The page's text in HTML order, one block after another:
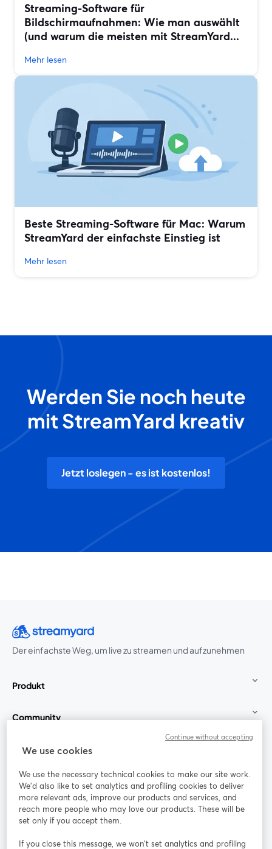
Streaming-Software für
Bildschirmaufnahmen: Wie man auswählt
(und warum die meisten mit StreamYard...
Mehr lesen
Beste Streaming-Software für Mac: Warum
StreamYard der einfachste Einstieg ist
Mehr lesen
Werden Sie noch heute
mit StreamYard kreativ
Jetzt loslegen - es ist kostenlos!
Der einfachste Weg, um live zu streamen und aufzunehmen
Produkt
Community
StreamYard für
Mitmachen
Webinar Facebook
wird in einem neuen Tab geöffnet
X (Twitter)
wird in einem neuen Tab geöffnet
We use cookies
We use the necessary technical cookies to make our site work.
We'd also like to set analytics and profiling cookies to deliver
more relevant ads, improve our products and services, and
reach more people who may love our products. These will be
set only if you accept them.
If you close this message, we won’t set analytics and profiling
Continue without accepting